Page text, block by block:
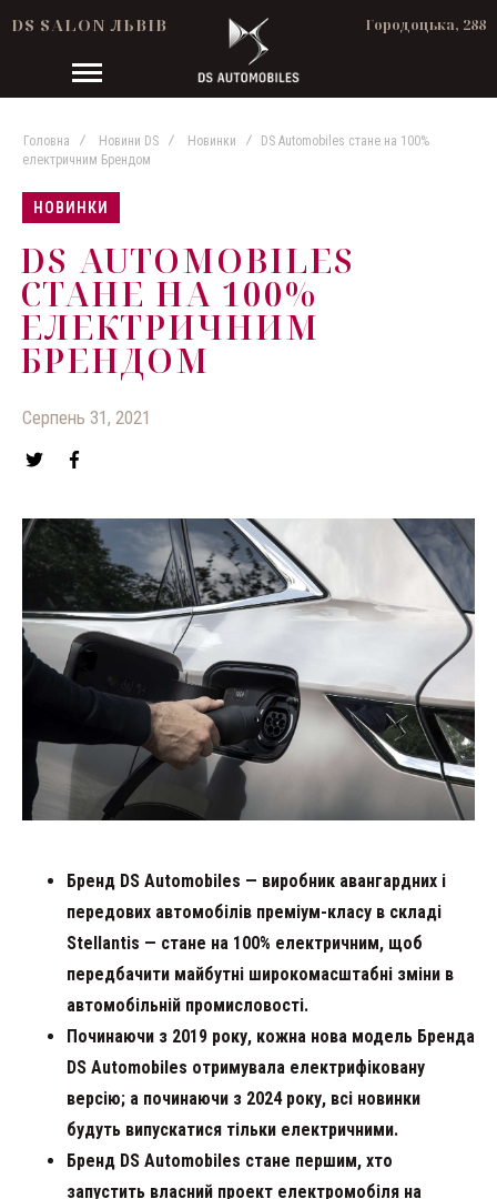
DS SALON ЛЬВІВ Городоцька, 288
Головна Новини DS Новинки
DS Automobiles стане на 100%
електричним Брендом
НОВИНКИ
DS AUTOMOBILES
СТАНЕ НА 100%
ЕЛЕКТРИЧНИМ
БРЕНДОМ
Серпень 31, 2021
Бренд DS Automobiles — виробник авангардних і
передових автомобілів преміум-класу в складі
Stellantis — стане на 100% електричним, щоб
передбачити майбутні широкомасштабні зміни в
автомобільній промисловості.
Починаючи з 2019 року, кожна нова модель Бренда
DS Automobiles отримувала електрифіковану
версію; а починаючи з 2024 року, всі новинки
будуть випускатися тільки електричними.
Бренд DS Automobiles стане першим, хто
запустить власний проект електромобіля на